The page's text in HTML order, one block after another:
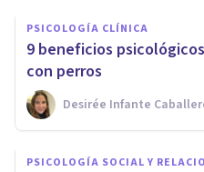
PSICOLOGÍA CLÍNICA
9 beneficios
con perros
Desirée Infante
PSICOLOGÍA SOCIAL Y